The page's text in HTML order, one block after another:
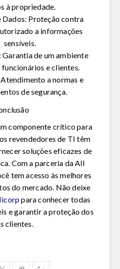
à propriedade.
Dados: Proteção contra
a informações
sensíveis.
de um ambiente
funcionários e clientes.
a normas e
de segurança.
componente crítico para
revendedores de TI têm
soluções eficazes de
Com a parceria da All
tem acesso às melhores
do mercado. Não deixe
para conhecer todas
e garantir a proteção dos
clientes.